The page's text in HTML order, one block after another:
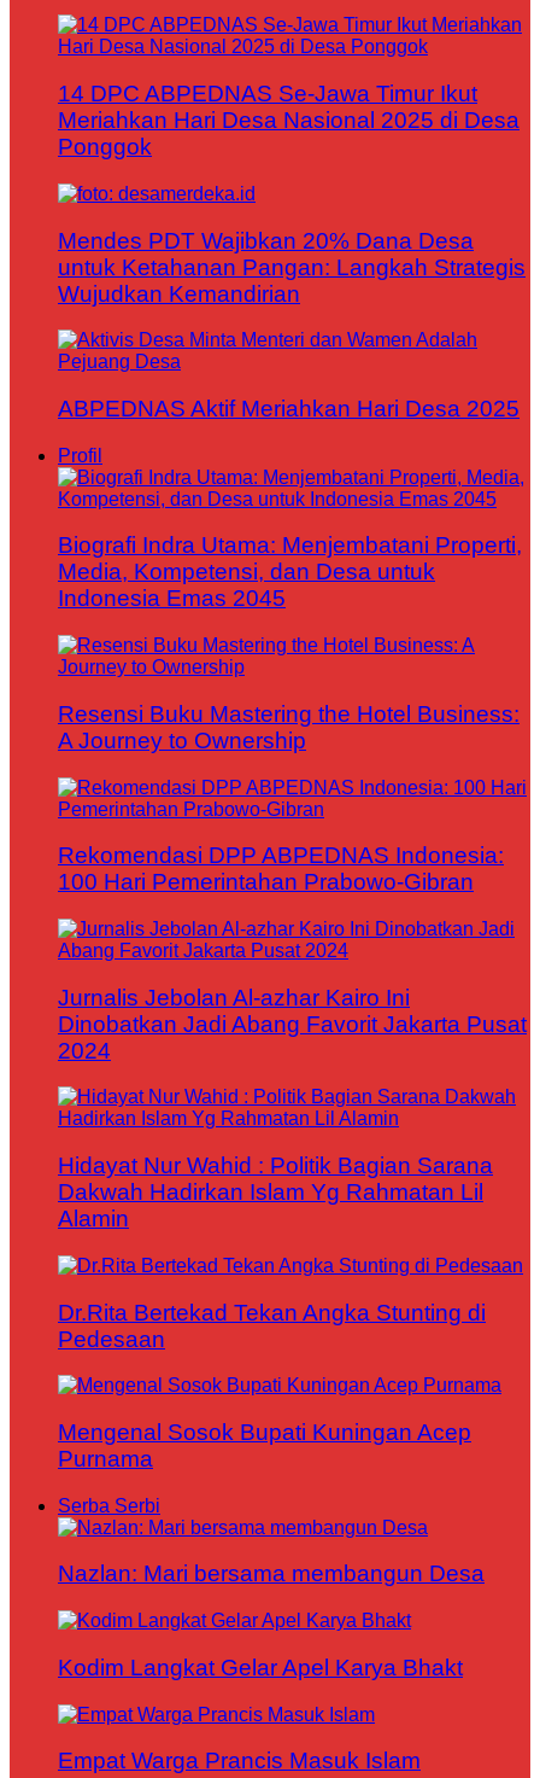
14 DPC ABPEDNAS Se-Jawa Timur Ikut
Meriahkan Hari Desa Nasional 2025 di Desa
Ponggok
Mendes PDT Wajibkan 20% Dana Desa
untuk Ketahanan Pangan: Langkah Strategis
Wujudkan Kemandirian
ABPEDNAS Aktif Meriahkan Hari Desa 2025
Profil
Biografi Indra Utama: Menjembatani Properti,
Media, Kompetensi, dan Desa untuk
Indonesia Emas 2045
Resensi Buku Mastering the Hotel Business:
A Journey to Ownership
Rekomendasi DPP ABPEDNAS Indonesia:
100 Hari Pemerintahan Prabowo-Gibran
Jurnalis Jebolan Al-azhar Kairo Ini
Dinobatkan Jadi Abang Favorit Jakarta Pusat
2024
Hidayat Nur Wahid : Politik Bagian Sarana
Dakwah Hadirkan Islam Yg Rahmatan Lil
Alamin
Dr.Rita Bertekad Tekan Angka Stunting di
Pedesaan
Mengenal Sosok Bupati Kuningan Acep
Purnama
Serba Serbi
Nazlan: Mari bersama membangun Desa
Kodim Langkat Gelar Apel Karya Bhakt
Empat Warga Prancis Masuk Islam